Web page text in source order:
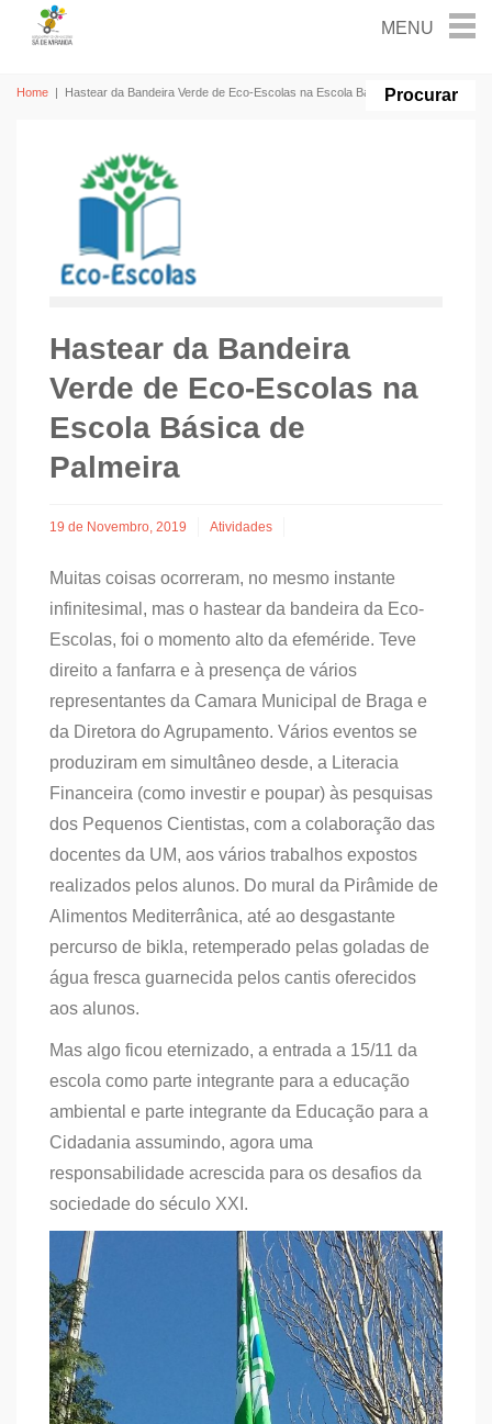
Home | Hastear da Bandeira Verde de Eco-Escolas na Escola Básica de Palmeira
Hastear da Bandeira
Verde de Eco-Escolas na
Escola Básica de
Palmeira
19 de Novembro, 2019 Atividades
Muitas coisas ocorreram, no mesmo instante
infinitesimal, mas o hastear da bandeira da Eco-
Escolas, foi o momento alto da efeméride. Teve
direito a fanfarra e à presença de vários
representantes da Camara Municipal de Braga e
da Diretora do Agrupamento. Vários eventos se
produziram em simultâneo desde, a Literacia
Financeira (como investir e poupar) às pesquisas
dos Pequenos Cientistas, com a colaboração das
docentes da UM, aos vários trabalhos expostos
realizados pelos alunos. Do mural da Pirâmide de
Alimentos Mediterrânica, até ao desgastante
percurso de bikla, retemperado pelas goladas de
água fresca guarnecida pelos cantis oferecidos
aos alunos.
Mas algo ficou eternizado, a entrada a 15/11 da
escola como parte integrante para a educação
ambiental e parte integrante da Educação para a
Cidadania assumindo, agora uma
responsabilidade acrescida para os desafios da
sociedade do século XXI.